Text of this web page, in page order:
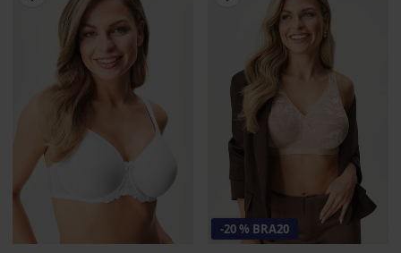
-20 % BRA20